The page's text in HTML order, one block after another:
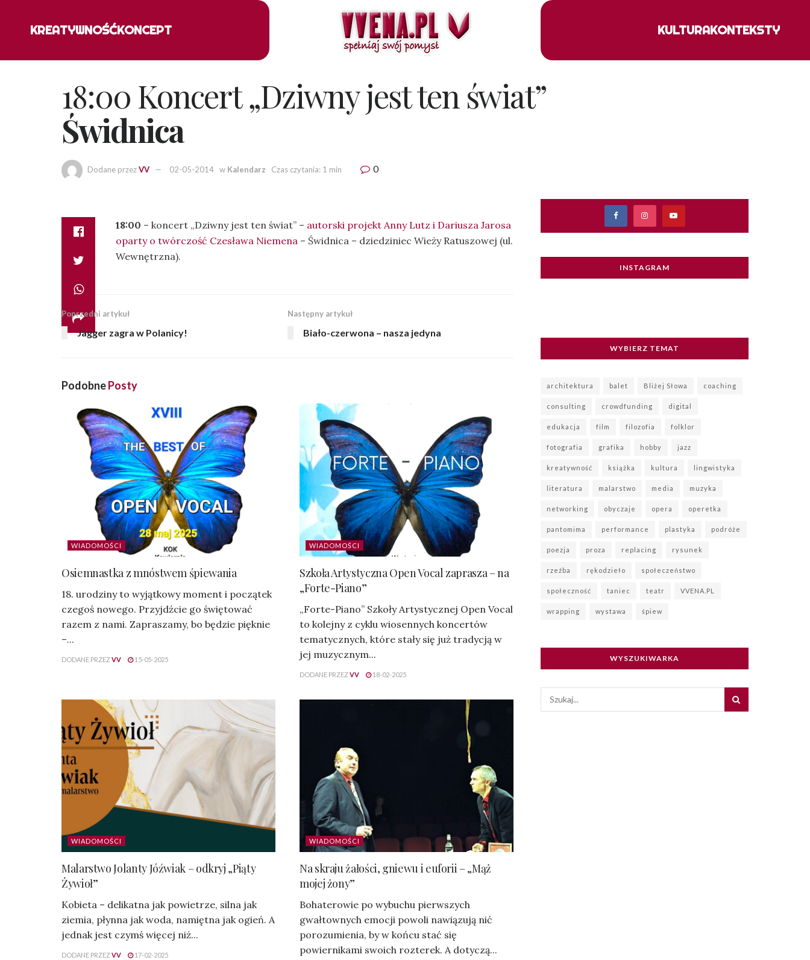
KREATYWNOŚĆKONCEPT KULTURAKONTEKSTY
18:00 Koncert „Dziwny jest ten świat”
Świdnica
Dodane przezVV 02-05-2014 w Kalendarz Czas czytania: 1 min 0
18:00 – koncert „Dziwny jest ten świat” – autorski projekt Anny Lutz i Dariusza Jarosa
oparty o twórczość Czesława Niemena – Świdnica – dziedziniec Wieży Ratuszowej (ul.
Wewnętrzna).
Poprzedni artykuł
Jagger zagra w Polanicy!
Następny artykuł
Biało-czerwona – nasza jedyna
PodobnePosty
WIADOMOŚCI
Osiemnastka z mnóstwem śpiewania
18. urodziny to wyjątkowy moment i początek
czegoś nowego. Przyjdźcie go świętować
razem z nami. Zapraszamy, bo będzie pięknie
–...
DODANE PRZEZVV 15-05-2025
WIADOMOŚCI
Szkoła Artystyczna Open Vocal zaprasza – na
„Forte-Piano”
„Forte-Piano” Szkoły Artystycznej Open Vocal
to kolejny z cyklu wiosennych koncertów
tematycznych, które stały się już tradycją w
jej muzycznym...
DODANE PRZEZVV 18-02-2025
WIADOMOŚCI
Malarstwo Jolanty Jóźwiak – odkryj „Piąty
Żywioł”
Kobieta – delikatna jak powietrze, silna jak
ziemia, płynna jak woda, namiętna jak ogień. A
jednak jest czymś więcej niż...
DODANE PRZEZVV 17-02-2025
WIADOMOŚCI
Na skraju żałości, gniewu i euforii – „Mąż
mojej żony”
Bohaterowie po wybuchu pierwszych
gwałtownych emocji powoli nawiązują nić
porozumienia, by w końcu stać się
powiernikami swoich rozterek. A dotyczą...
INSTAGRAM
WYBIERZ TEMAT
architektura balet Bliżej Słowa coaching
consulting crowdfunding digital
edukacja film filozofia folklor
fotografia grafika hobby jazz
kreatywność książka kultura lingwistyka
literatura malarstwo media muzyka
networking obyczaje opera operetka
pantomima performance plastyka podróże
poezja proza replacing rysunek
rzeźba rękodzieło społeczeństwo
społeczność taniec teatr VVENA.PL
wrapping wystawa śpiew
WYSZUKIWARKA